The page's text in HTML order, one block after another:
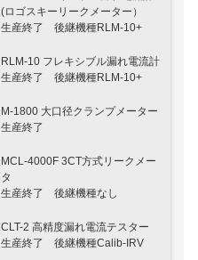
(ロゴスキーリークメーター）
生産終了 後継機種RLM-10+
RLM-10 フレキシブル漏れ電流計
生産終了 後継機種RLM-10+
M-1800 大口径クランプメーター
生産終了
MCL-4000F 3CT方式リークメー
タ
生産終了 後継機種なし
CLT-2 高精度漏れ電流テスター
生産終了 後継機種Calib-IRV